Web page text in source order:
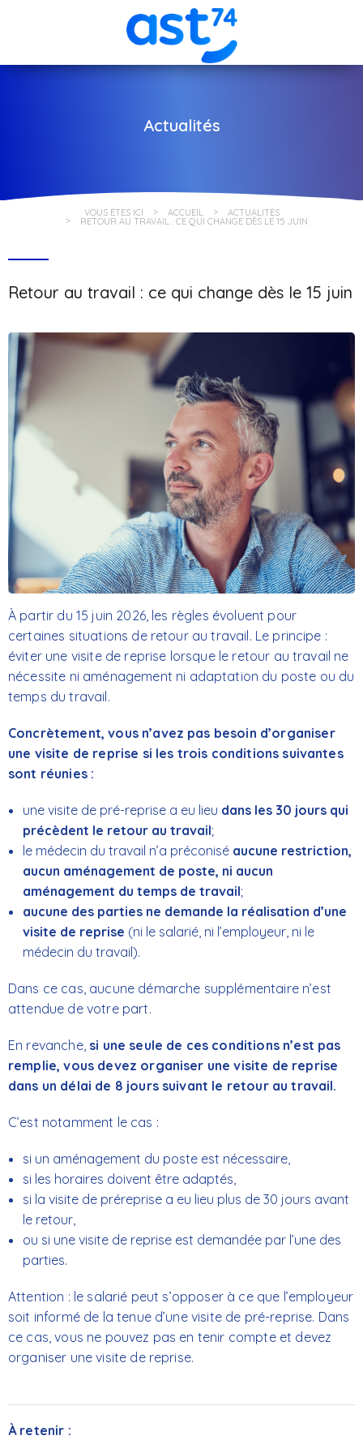
Actualités
VOUS ÊTES ICI ACCUEIL ACTUALITÉS
RETOUR AU TRAVAIL : CE QUI CHANGE DÈS LE 15 JUIN
Retour au travail : ce qui change dès le 15 juin
À partir du 15 juin 2026, les règles évoluent pour
certaines situations de retour au travail. Le principe :
éviter une visite de reprise lorsque le retour au travail ne
nécessite ni aménagement ni adaptation du poste ou du
temps du travail.
Concrètement, vous n’avez pas besoin d’organiser
une visite de reprise si les trois conditions suivantes
sont réunies :
une visite de pré-reprise a eu lieu dans les 30 jours qui
précèdent le retour au travail;
le médecin du travail n’a préconisé aucune restriction,
aucun aménagement de poste, ni aucun
aménagement du temps de travail;
aucune des parties ne demande la réalisation d’une
visite de reprise (ni le salarié, ni l’employeur, ni le
médecin du travail).
Dans ce cas, aucune démarche supplémentaire n’est
attendue de votre part.
En revanche, si une seule de ces conditions n’est pas
remplie, vous devez organiser une visite de reprise
dans un délai de 8 jours suivant le retour au travail.
C’est notamment le cas :
si un aménagement du poste est nécessaire,
si les horaires doivent être adaptés,
si la visite de préreprise a eu lieu plus de 30 jours avant
le retour,
ou si une visite de reprise est demandée par l’une des
parties.
Attention : le salarié peut s’opposer à ce que l’employeur
soit informé de la tenue d’une visite de pré-reprise. Dans
ce cas, vous ne pouvez pas en tenir compte et devez
organiser une visite de reprise.
À retenir :